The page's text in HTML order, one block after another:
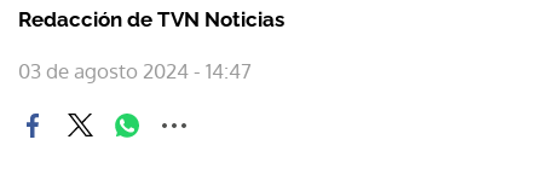
Redacción de TVN Noticias
03 de agosto 2024 - 14:47